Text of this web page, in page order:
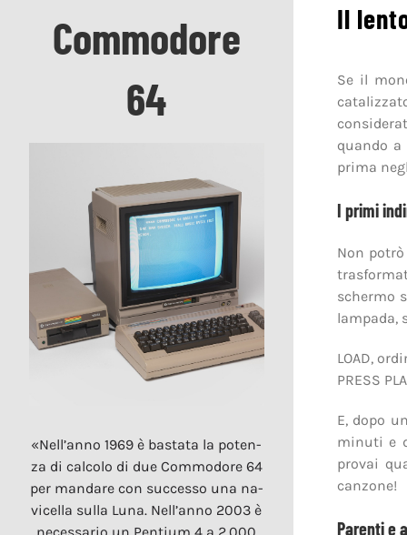
Commodore
64
«Nell’anno 1969 è bastata la poten­
za di calcolo di due Commodore 64
per mandare con successo una na­
vicella sulla Luna. Nell’anno 2003 è
Il
Se il
quando
prima
I primi
Non
schermo
lampada,
LOAD,
PRESS
E, dopo
minuti e
provai
canzone!
Parenti e